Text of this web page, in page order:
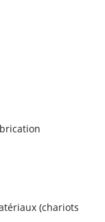
(chariots